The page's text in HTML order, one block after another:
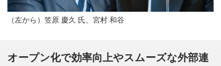
（左から）笠原 慶久 氏、宮村 和谷
オープン化で効率向上やスムーズな外部連